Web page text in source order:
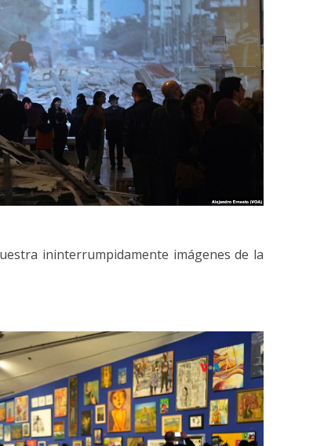
ininterrumpidamente imágenes de la